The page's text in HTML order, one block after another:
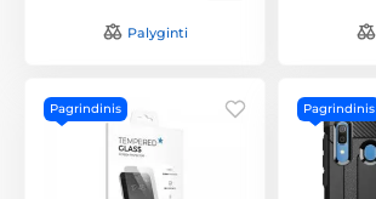
Palyginti
Pagrindinis Pagrindinis